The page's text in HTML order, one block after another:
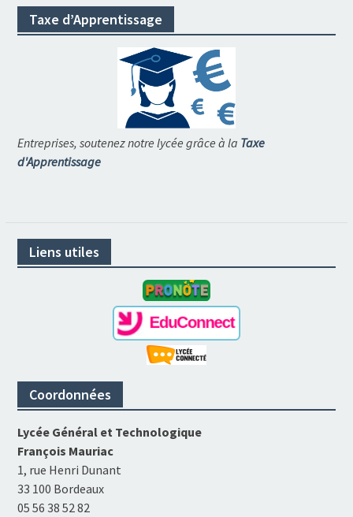
Taxe d’Apprentissage
Entreprises, soutenez notre lycée grâce à la Taxe
d'Apprentissage
Liens utiles
Coordonnées
Lycée Général et Technologique
François Mauriac
1, rue Henri Dunant
33 100 Bordeaux
05 56 38 52 82